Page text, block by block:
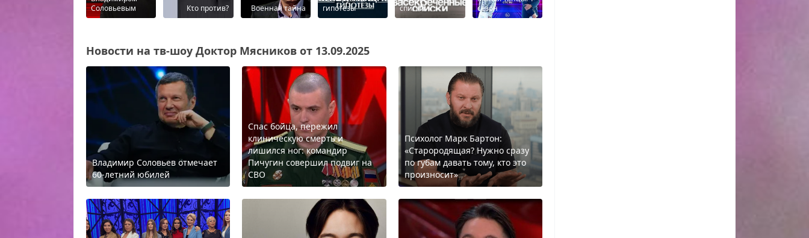
Соловьевым
Кτо против? Военная тайна
гипотезы
списки
сезон
Новости на тв-шоу Доктор Мясников от 13.09.2025
Владимир Соловьев отмечает
60-летний юбилей
Спас бойца, пережил
клиническую смерть и
лишился ног: командир
Пичугин совершил подвиг на
СВО
Психолог Марк Бартон:
«Старородящая? Нужно сразу
по губам давать тому, кто это
произносит»